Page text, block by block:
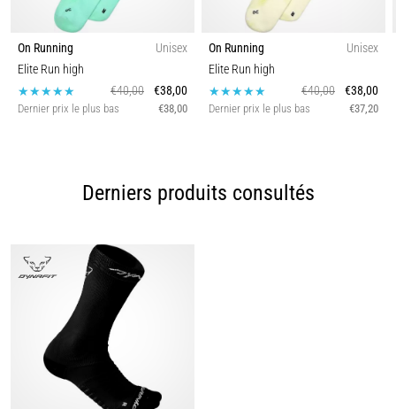
On Running
Unisex
Elite Run high
€40,00
€38,00
Dernier prix le plus bas €38,00
On Running
Unisex
Elite Run high
€40,00
€38,00
Dernier prix le plus bas €37,20
Derniers produits consultés